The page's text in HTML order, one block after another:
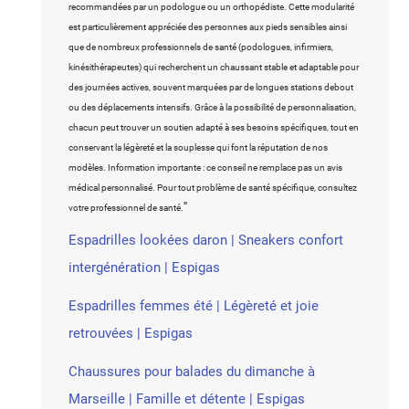
recommandées par un podologue ou un orthopédiste. Cette modularité
est particulièrement appréciée des personnes aux pieds sensibles ainsi
que de nombreux professionnels de santé (podologues, infirmiers,
kinésithérapeutes) qui recherchent un chaussant stable et adaptable pour
des journées actives, souvent marquées par de longues stations debout
ou des déplacements intensifs. Grâce à la possibilité de personnalisation,
chacun peut trouver un soutien adapté à ses besoins spécifiques, tout en
conservant la légèreté et la souplesse qui font la réputation de nos
modèles. Information importante : ce conseil ne remplace pas un avis
médical personnalisé. Pour tout problème de santé spécifique, consultez
votre professionnel de santé. "
Espadrilles lookées daron | Sneakers confort
intergénération | Espigas
Espadrilles femmes été | Légèreté et joie
retrouvées | Espigas
Chaussures pour balades du dimanche à
Marseille | Famille et détente | Espigas